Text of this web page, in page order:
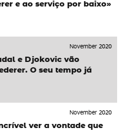
e ao serviço por baixo»
November 2020
e Djokovic vão
O seu tempo já
November 2020
ver a vontade que